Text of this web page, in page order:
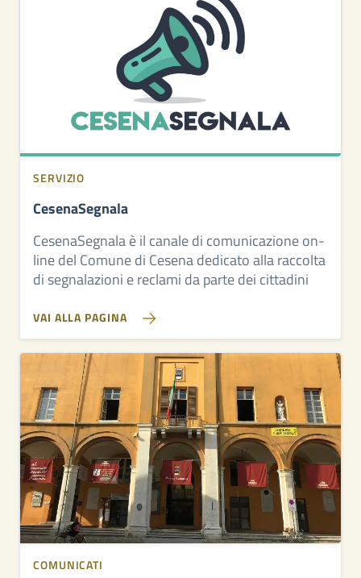
SERVIZIO
CesenaSegnala
CesenaSegnala è il canale di comunicazione on-
line del Comune di Cesena dedicato alla raccolta
di segnalazioni e reclami da parte dei cittadini
VAI ALLA PAGINA
COMUNICATI